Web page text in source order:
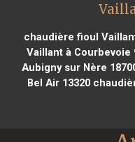
chaudière fioul
Vaillant à Courbevoie
Aubigny sur Nère
Bel Air 13320